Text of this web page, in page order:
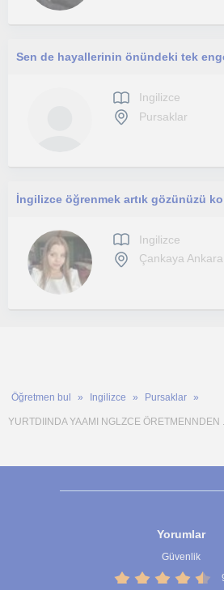
Ingilizce
Pursaklar
İngilizce öğrenmek artık gözünüzü
Ingilizce
Çankaya
Öğretmen bul Ingilizce Pursaklar
YURTDIINDA YAAMI NGLZCE ÖRETMENNDEN ...
Yorumlar
Güvenlik